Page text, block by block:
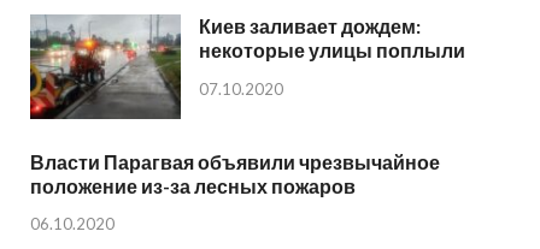
Киев заливает дождем:
некоторые улицы поплыли
07.10.2020
Власти Парагвая объявили чрезвычайное
положение из-за лесных пожаров
06.10.2020